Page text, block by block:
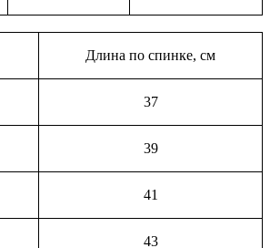
Длина по спинке, см
37
39
41
43